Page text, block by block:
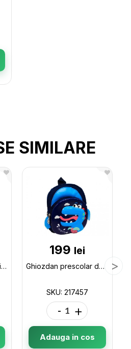
SIMILARE
Ghiozdan prescolar Milan Hide and Seek 0841HSD
199 lei
Ghiozdan prescolar desen 3D(ML44-3) 217457
SKU: 217457
- +
Adauga in cos